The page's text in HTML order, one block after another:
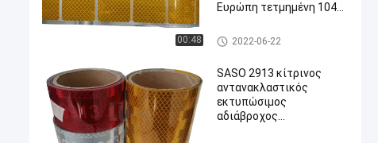
00:48
Ευρώπη τετμημένη 104R
επιφάνεια σώματος
αυτοκινήτων
Οικονομική επιτροπή για την
Ευρώπη 104 αντανακλαστική
2022-06-22
SASO 2913 κίτρινος
αντανακλαστικός
εκτυπώσιμος
αδιάβροχος